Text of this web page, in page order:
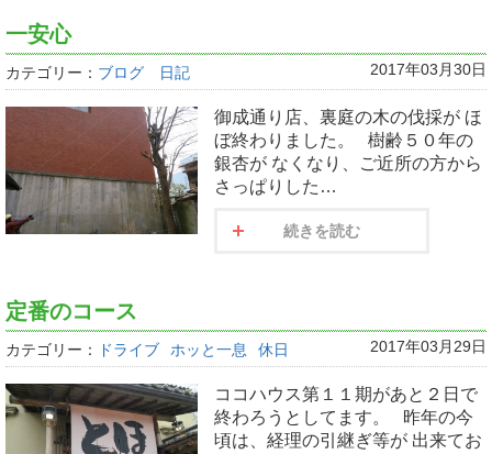
一安心
カテゴリー： ブログ 日記 2017年03月30日
御成通り店、裏庭の木の伐採が ほ
ぼ終わりました。 樹齢５０年の
銀杏が なくなり、ご近所の方から
さっぱりした…
続きを読む
定番のコース
カテゴリー： ドライブ ホッと一息 休日 2017年03月29日
ココハウス第１１期があと２日で
終わろうとしてます。 昨年の今
頃は、経理の引継ぎ等が 出来てお